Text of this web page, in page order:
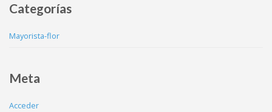
Categorías
Mayorista-flor
Meta
Acceder